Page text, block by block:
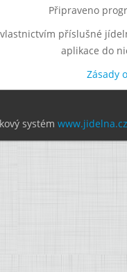
Připraveno
příslušné
aplikace do
Zásady
systém www.jidelna.cz